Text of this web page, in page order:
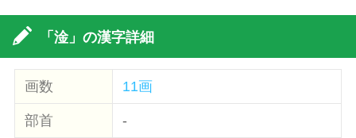
「淦」の漢字詳細
画数 11画
部首 -